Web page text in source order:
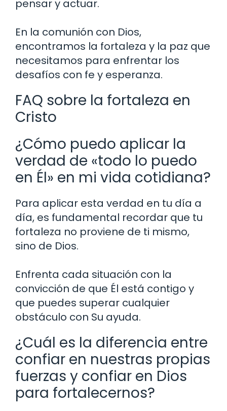
pensar y actuar.
En la comunión con Dios,
encontramos la fortaleza y la paz que
necesitamos para enfrentar los
desafíos con fe y esperanza.
FAQ sobre la fortaleza en
Cristo
¿Cómo puedo aplicar la
verdad de «todo lo puedo
en Él» en mi vida cotidiana?
Para aplicar esta verdad en tu día a
día, es fundamental recordar que tu
fortaleza no proviene de ti mismo,
sino de Dios.
Enfrenta cada situación con la
convicción de que Él está contigo y
que puedes superar cualquier
obstáculo con Su ayuda.
¿Cuál es la diferencia entre
confiar en nuestras propias
fuerzas y confiar en Dios
para fortalecernos?